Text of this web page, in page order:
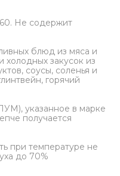
Не содержит
блюд из мяса и
холодных закусок из
соусы, соленья и
горячий
указанное в марке
получается
при температуре не
до 70%